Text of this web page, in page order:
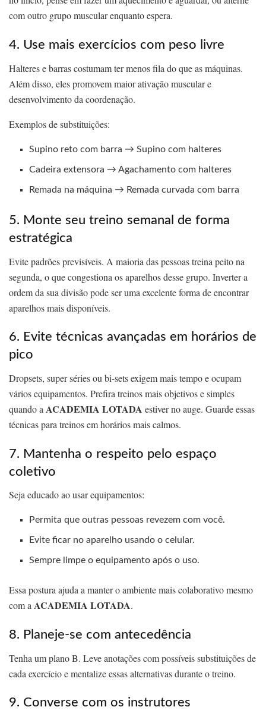
com outro grupo muscular enquanto espera.
4. Use mais exercícios com peso livre
Halteres e barras costumam ter menos fila do que as máquinas.
Além disso, eles promovem maior ativação muscular e
desenvolvimento da coordenação.
Exemplos de substituições:
Supino reto com barra → Supino com halteres
Cadeira extensora → Agachamento com halteres
Remada na máquina → Remada curvada com barra
5. Monte seu treino semanal de forma
estratégica
Evite padrões previsíveis. A maioria das pessoas treina peito na
segunda, o que congestiona os aparelhos desse grupo. Inverter a
ordem da sua divisão pode ser uma excelente forma de encontrar
aparelhos mais disponíveis.
6. Evite técnicas avançadas em horários de
pico
Dropsets, super séries ou bi-sets exigem mais tempo e ocupam
vários equipamentos. Prefira treinos mais objetivos e simples
quando a ACADEMIA LOTADA estiver no auge. Guarde essas
técnicas para treinos em horários mais calmos.
7. Mantenha o respeito pelo espaço
coletivo
Seja educado ao usar equipamentos:
Permita que outras pessoas revezem com você.
Evite ficar no aparelho usando o celular.
Sempre limpe o equipamento após o uso.
Essa postura ajuda a manter o ambiente mais colaborativo mesmo
com aACADEMIA LOTADA.
8. Planeje-se com antecedência
Tenha um plano B. Leve anotações com possíveis substituições de
cada exercício e mentalize essas alternativas durante o treino.
9. Converse com os instrutores